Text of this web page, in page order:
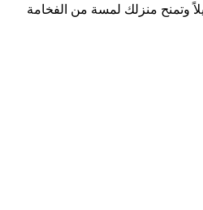
وتمنح منزلك لمسة من الفخامة